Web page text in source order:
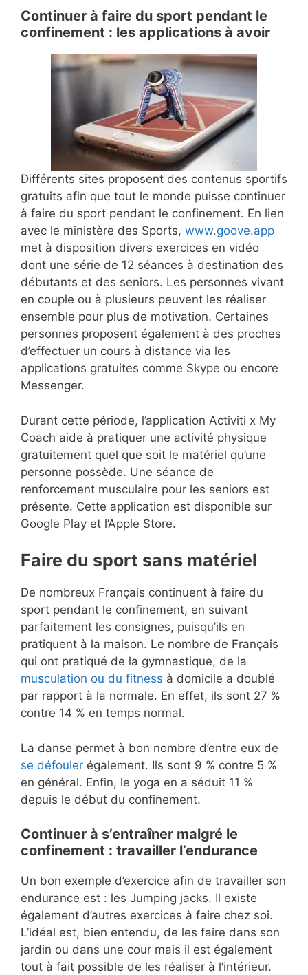
Continuer à faire du sport pendant le
confinement : les applications à avoir
Différents sites proposent des contenus sportifs
gratuits afin que tout le monde puisse continuer
à faire du sport pendant le confinement. En lien
avec le ministère des Sports, www.goove.app
met à disposition divers exercices en vidéo
dont une série de 12 séances à destination des
débutants et des seniors. Les personnes vivant
en couple ou à plusieurs peuvent les réaliser
ensemble pour plus de motivation. Certaines
personnes proposent également à des proches
d’effectuer un cours à distance via les
applications gratuites comme Skype ou encore
Messenger.
Durant cette période, l’application Activiti x My
Coach aide à pratiquer une activité physique
gratuitement quel que soit le matériel qu’une
personne possède. Une séance de
renforcement musculaire pour les seniors est
présente. Cette application est disponible sur
Google Play et l’Apple Store.
Faire du sport sans matériel
De nombreux Français continuent à faire du
sport pendant le confinement, en suivant
parfaitement les consignes, puisqu’ils en
pratiquent à la maison. Le nombre de Français
qui ont pratiqué de la gymnastique, de la
musculation ou du fitness à domicile a doublé
par rapport à la normale. En effet, ils sont 27 %
contre 14 % en temps normal.
La danse permet à bon nombre d’entre eux de
se défouler également. Ils sont 9 % contre 5 %
en général. Enfin, le yoga en a séduit 11 %
depuis le début du confinement.
Continuer à s’entraîner malgré le
confinement : travailler l’endurance
Un bon exemple d’exercice afin de travailler son
endurance est : les Jumping jacks. Il existe
également d’autres exercices à faire chez soi.
L’idéal est, bien entendu, de les faire dans son
jardin ou dans une cour mais il est également
tout à fait possible de les réaliser à l’intérieur.